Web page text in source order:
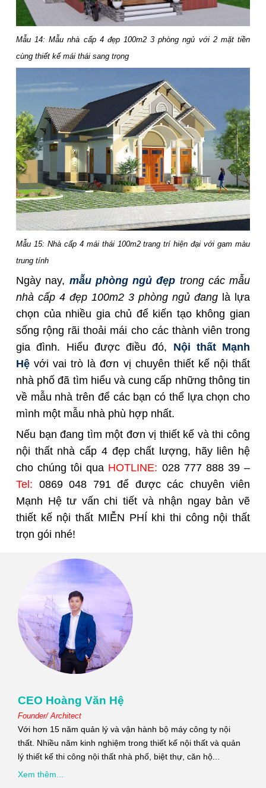
Mẫu 14: Mẫu nhà cấp 4 đẹp 100m2 3 phòng ngủ với 2 mặt tiền
cùng thiết kế mái thái sang trọng
Mẫu 15: Nhà cấp 4 mái thái 100m2 trang trí hiện đại với gam màu
trung tính
Ngày nay, mẫu phòng ngủ đẹp trong các mẫu
nhà cấp 4 đẹp 100m2 3 phòng ngủ đang là lựa
chọn của nhiều gia chủ để kiến tạo không gian
sống rộng rãi thoải mái cho các thành viên trong
gia đình. Hiểu được điều đó, Nội thất Mạnh
Hệ với vai trò là đơn vị chuyên thiết kế nội thất
nhà phố đã tìm hiểu và cung cấp những thông tin
về mẫu nhà trên để các bạn có thể lựa chọn cho
mình một mẫu nhà phù hợp nhất.
Nếu bạn đang tìm một đơn vị thiết kế và thi công
nội thất nhà cấp 4 đẹp chất lượng, hãy liên hệ
cho chúng tôi qua HOTLINE: 028 777 888 39 –
Tel: 0869 048 791 để được các chuyên viên
Mạnh Hệ tư vấn chi tiết và nhận ngay bản vẽ
thiết kế nội thất MIỄN PHÍ khi thi công nội thất
trọn gói nhé!
CEO Hoàng Văn Hệ
Founder/ Architect
Với hơn 15 năm quản lý và vận hành bộ máy công ty nội
thất. Nhiều năm kinh nghiệm trong thiết kế nội thất và quản
lý thiết kế thi công nội thất nhà phố, biệt thự, căn hộ...
Xem thêm...